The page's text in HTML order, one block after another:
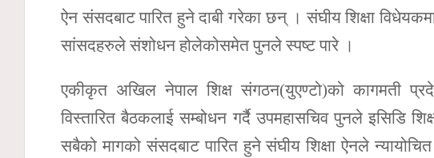
ऐन संसदबाट पारित हुने दाबी गरेका छन् । संघीय शिक्षा
सांसदहरुले संशोधन होलेकोसमेत पुनले स्पष्ट पारे ।
एकीकृत अखिल नेपाल शिक्ष संगठन(युएण्टो)को कागमती
विस्तारित बैठकलाई सम्बोधन गर्दै उपमहासचिव पुनले इसिडि
सबैको मागको संसदबाट पारित हुने संघीय शिक्षा ऐनले न्यायोचित